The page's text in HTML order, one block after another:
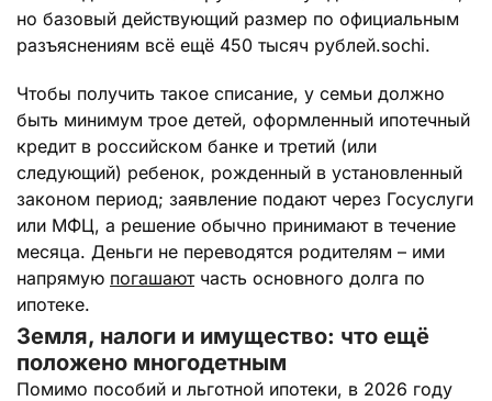
но базовый действующий размер по официальным
разъяснениям всё ещё 450 тысяч рублей.sochi.
Чтобы получить такое списание, у семьи должно
быть минимум трое детей, оформленный ипотечный
кредит в российском банке и третий (или
следующий) ребенок, рожденный в установленный
законом период; заявление подают через Госуслуги
или МФЦ, а решение обычно принимают в течение
месяца. Деньги не переводятся родителям – ими
напрямую погашаютчасть основного долга по
ипотеке.
Земля, налоги и имущество: что ещё
положено многодетным
Помимо пособий и льготной ипотеки, в 2026 году